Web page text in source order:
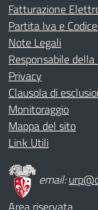
Fatturazione
Partita Iva e
Note Legali
Responsabile
Privacy
Clausola di
Monitoraggio
Mappa del sito
Link Utili
email:
Area riservata